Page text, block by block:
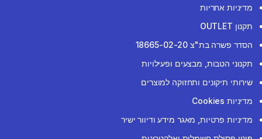
מדיניות אחריות
תקנון OUTLET
הסדר פשרה בת"צ 18665-02-20
תקנוני הטבות, מבצעים ופעילויות
שירותי תיקונים ותחזוקה למוצרים
מדיניות Cookies
מדיניות פרטיות, מאגר מידע ודיוור ישיר